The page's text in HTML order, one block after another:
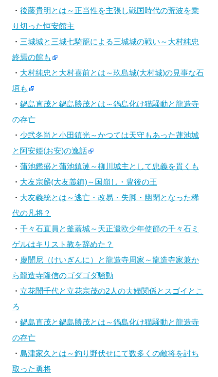
・ 後藤貴明とは～正当性を主張し戦国時代の荒波を乗
り切った恒安館主
・ 三城城と三城七騎籠による三城城の戦い～大村純忠
終焉の館も
・ 大村純忠と大村喜前とは～玖島城(大村城)の見事な石
垣も
・ 鍋島直茂と鍋島勝茂とは～鍋島化け猫騒動と龍造寺
の存亡
・ 少弐冬尚と小田鎮光～かつては天守もあった蓮池城
と阿安姫(お安)の逸話
・ 蒲池鑑盛と蒲池鎮漣～柳川城主として忠義を貫くも
・ 大友宗麟(大友義鎮)～国崩し・豊後の王
・ 大友義統とは～逃亡・改易・失脚・幽閉となった稀
代の凡将？
・ 千々石直員と釜蓋城～天正遣欧少年使節の千々石ミ
ゲルはキリスト教を辞めた？
・ 慶誾尼（けいぎんに）と龍造寺周家～龍造寺家兼か
ら龍造寺隆信のゴダゴダ騒動
・ 立花誾千代と立花宗茂の2人の夫婦関係とスゴイとこ
ろ
・ 鍋島直茂と鍋島勝茂とは～鍋島化け猫騒動と龍造寺
の存亡
・ 島津家久とは～釣り野伏せにて数多くの敵将を討ち
取った勇将